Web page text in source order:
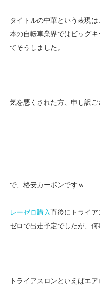
タイトルの中華という表現
本の自転車業界ではビッグ
てそうしました。
気を悪くされた方、申し訳ご
で、格安カーボンですｗ
レーゼロ購入直後にトライ
ゼロで出走予定でしたが、
トライアスロンといえばエ